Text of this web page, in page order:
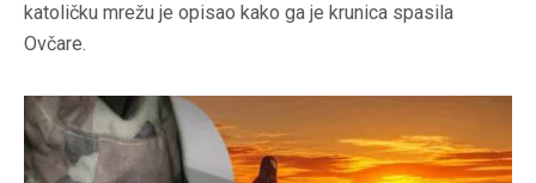
katoličku mrežu je opisao kako ga je krunica spasila
Ovčare.